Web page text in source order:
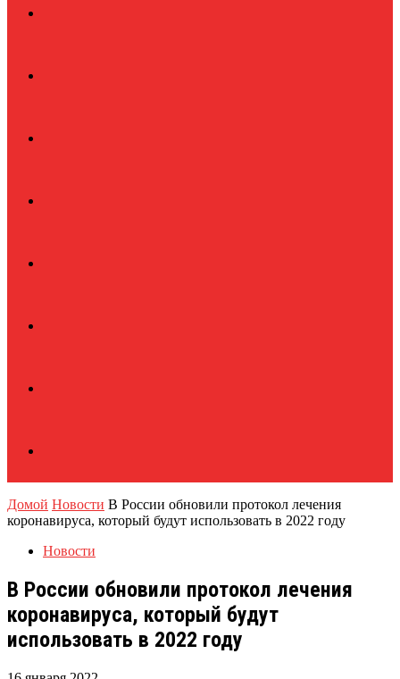
Домой Новости В России обновили протокол лечения
коронавируса, который будут использовать в 2022 году
Новости
В России обновили протокол лечения
коронавируса, который будут
использовать в 2022 году